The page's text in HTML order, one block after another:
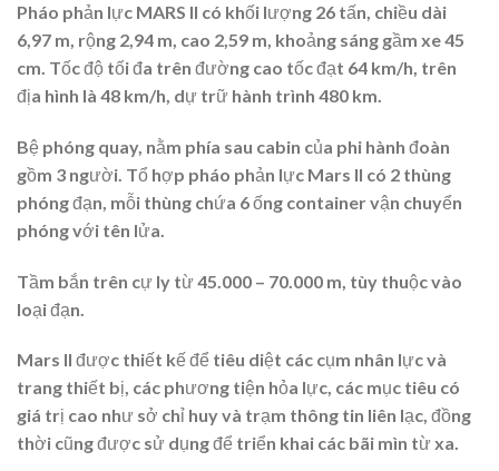
Pháo phản lực MARS II có khối lượng 26 tấn, chiều dài
6,97 m, rộng 2,94 m, cao 2,59 m, khoảng sáng gầm xe 45
cm. Tốc độ tối đa trên đường cao tốc đạt 64 km/h, trên
địa hình là 48 km/h, dự trữ hành trình 480 km.
Bệ phóng quay, nằm phía sau cabin của phi hành đoàn
gồm 3 người. Tổ hợp pháo phản lực Mars II có 2 thùng
phóng đạn, mỗi thùng chứa 6 ống container vận chuyển
phóng với tên lửa.
Tầm bắn trên cự ly từ 45.000 – 70.000 m, tùy thuộc vào
loại đạn.
Mars II được thiết kế để tiêu diệt các cụm nhân lực và
trang thiết bị, các phương tiện hỏa lực, các mục tiêu có
giá trị cao như sở chỉ huy và trạm thông tin liên lạc, đồng
thời cũng được sử dụng để triển khai các bãi mìn từ xa.